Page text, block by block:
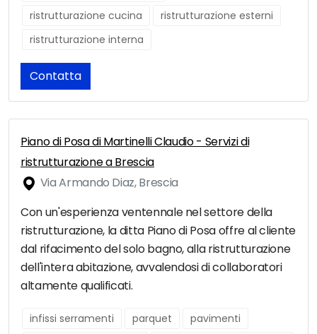
ristrutturazione cucina
ristrutturazione esterni
ristrutturazione interna
Contatta
Piano di Posa di Martinelli Claudio - Servizi di
ristrutturazione a Brescia
Via Armando Diaz, Brescia
Con un'esperienza ventennale nel settore della
ristrutturazione, la ditta Piano di Posa offre al cliente
dal rifacimento del solo bagno, alla ristrutturazione
dell'intera abitazione, avvalendosi di collaboratori
altamente qualificati.
infissi serramenti parquet
pavimenti